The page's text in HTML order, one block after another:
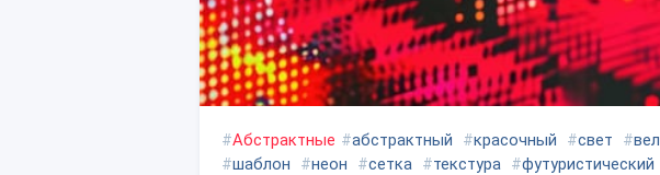
#Абстрактные #абстрактный #красочный #свет #вел
#шаблон #неон #сетка #текстура #футуристический